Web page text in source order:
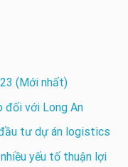
(Mới nhất)
đối với Long An
tư dự án logistics
yếu tố thuận lợi